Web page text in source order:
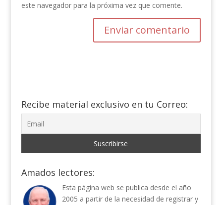
este navegador para la próxima vez que comente.
Recibe material exclusivo en tu Correo:
Amados lectores:
Esta página web se publica desde el año
2005 a partir de la necesidad de registrar y